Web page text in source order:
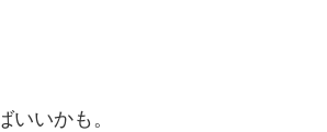
いかも。